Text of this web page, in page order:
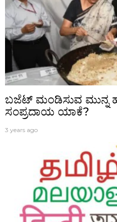
ಬಜೆಟ್‌ ಮಂಡಿಸುವ ಮುನ್ನ
ಸಂಪ್ರದಾಯ ಯಾಕೆ?
3 years ago